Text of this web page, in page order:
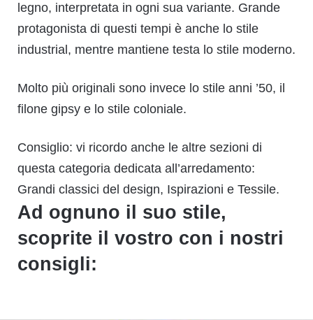
legno, interpretata in ogni sua variante. Grande
protagonista di questi tempi è anche lo stile
industrial, mentre mantiene testa lo stile moderno.
Molto più originali sono invece lo stile anni ’50, il
filone gipsy e lo stile coloniale.
Consiglio: vi ricordo anche le altre sezioni di
questa categoria dedicata all’arredamento:
Grandi classici del design, Ispirazioni e Tessile.
Ad ognuno il suo stile,
scoprite il vostro con i nostri
consigli: